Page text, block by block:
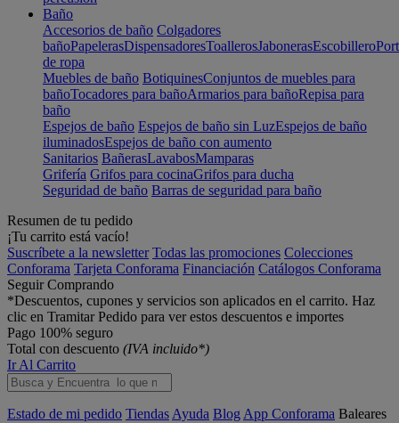
Baño
Accesorios de baño Colgadores
bañoPapelerasDispensadoresToallerosJabonerasEscobillero
de ropa
Muebles de baño BotiquinesConjuntos de muebles para
bañoTocadores para bañoArmarios para bañoRepisa para
baño
Espejos de baño Espejos de baño sin LuzEspejos de baño
iluminadosEspejos de baño con aumento
Sanitarios BañerasLavabosMamparas
Grifería Grifos para cocinaGrifos para ducha
Seguridad de baño Barras de seguridad para baño
Resumen de tu pedido
¡Tu carrito está vacío!
Suscríbete a la newsletter Todas las promociones Colecciones
Conforama Tarjeta Conforama Financiación Catálogos Conforama
Seguir Comprando
*Descuentos, cupones y servicios son aplicados en el carrito. Haz
clic en Tramitar Pedido para ver estos descuentos e importes
Pago 100% seguro
Total con descuento (IVA incluido*)
Ir Al Carrito
Estado de mi pedido Tiendas Ayuda Blog App Conforama Baleares